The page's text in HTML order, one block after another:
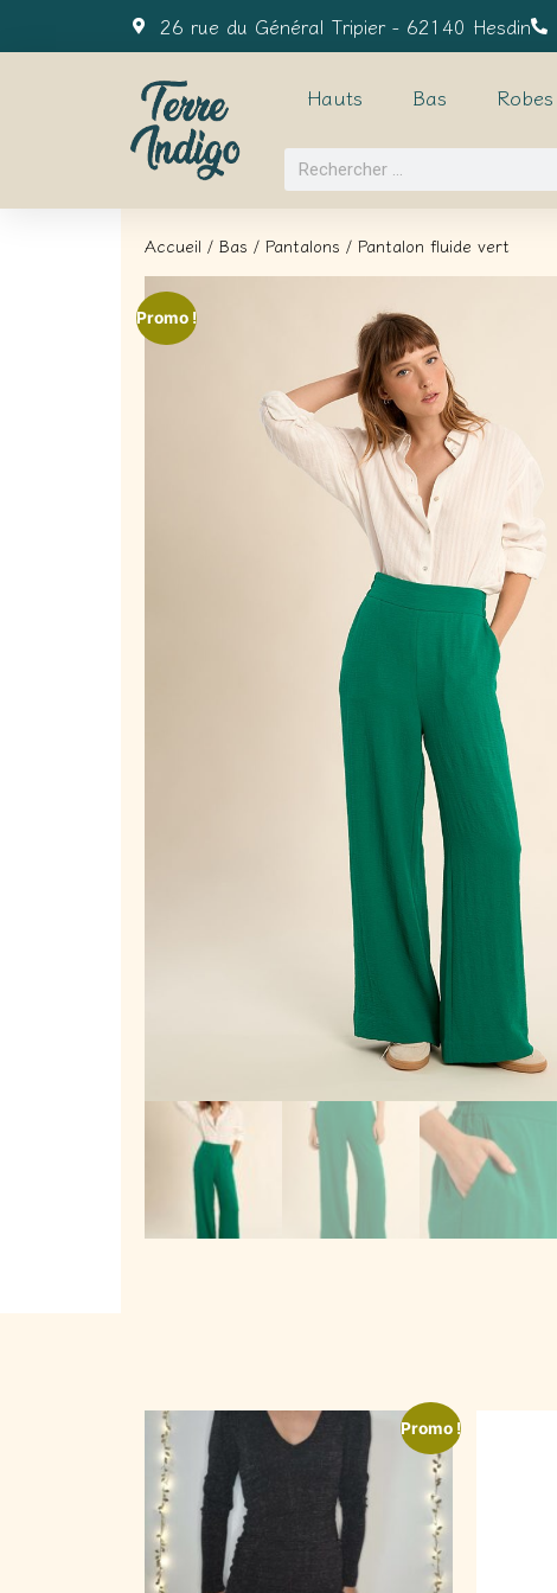
26 rue du Général Tripier - 62140 Hesdin
Hauts Bas Robes
Accueil / Bas / Pantalons / Pantalon fluide vert
Promo !
Promo !